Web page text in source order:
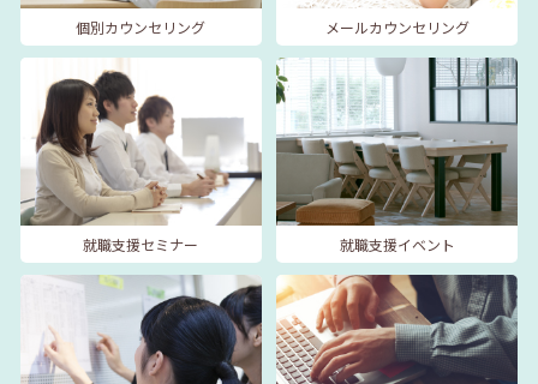
個別カウンセリング メールカウンセリング
就職支援セミナー 就職支援イベント